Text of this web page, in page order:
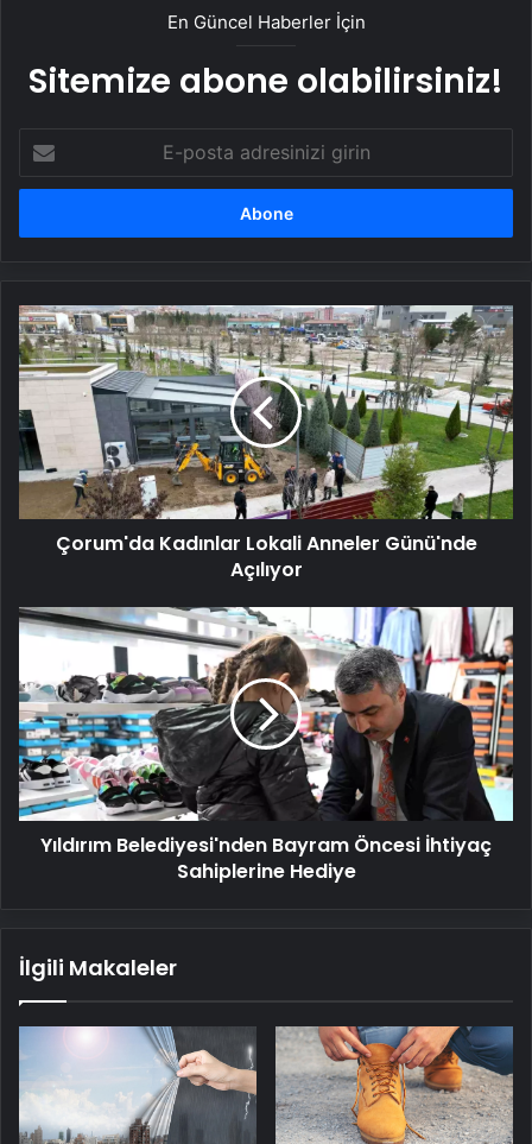
En Güncel Haberler İçin
Sitemize abone olabilirsiniz!
posta
adresinizi
Çorum'da
Kadınlar
Lokali
Günü'nde
Açılıyor
Çorum'da Kadınlar Lokali Anneler Günü'nde
Açılıyor
Yıldırım
Belediyesi'nden
Öncesi
İhtiyaç
Sahiplerine
Hediye
Yıldırım Belediyesi'nden Bayram Öncesi İhtiyaç
Sahiplerine Hediye
İlgili Makaleler